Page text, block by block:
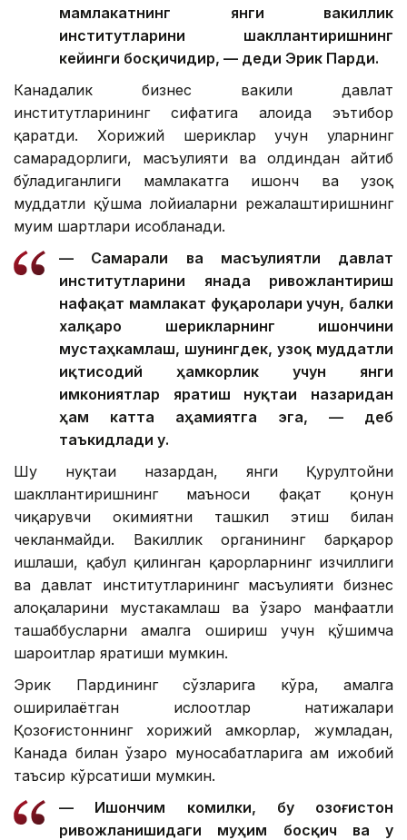
мамлакатнинг янги вакиллик
институтларини шакллантиришнинг
кейинги босқичидир, — деди Эрик Парди.
Канадалик бизнес вакили давлат
институтларининг сифатига алоҳида эътибор
қаратди. Хорижий шериклар учун уларнинг
самарадорлиги, масъулияти ва олдиндан айтиб
бўладиганлиги мамлакатга ишонч ва узоқ
муддатли қўшма лойиҳаларни режалаштиришнинг
муҳим шартлари ҳисобланади.
— Самарали ва масъулиятли давлат
институтларини янада ривожлантириш
нафақат мамлакат фуқаролари учун, балки
халқаро шерикларнинг ишончини
мустаҳкамлаш, шунингдек, узоқ муддатли
иқтисодий ҳамкорлик учун янги
имкониятлар яратиш нуқтаи назаридан
ҳам катта аҳамиятга эга, — деб
таъкидлади у.
Шу нуқтаи назардан, янги Қурултойни
шакллантиришнинг маъноси фақат қонун
чиқарувчи ҳокимиятни ташкил этиш билан
чекланмайди. Вакиллик органининг барқарор
ишлаши, қабул қилинган қарорларнинг изчиллиги
ва давлат институтларининг масъулияти бизнес
алоқаларини мустаҳкамлаш ва ўзаро манфаатли
ташаббусларни амалга ошириш учун қўшимча
шароитлар яратиши мумкин.
Эрик Пардининг сўзларига кўра, амалга
оширилаётган ислоҳотлар натижалари
Қозоғистоннинг хорижий ҳамкорлар, жумладан,
Канада билан ўзаро муносабатларига ҳам ижобий
таъсир кўрсатиши мумкин.
— Ишончим комилки, бу Қозоғистон
ривожланишидаги муҳим босқич ва у